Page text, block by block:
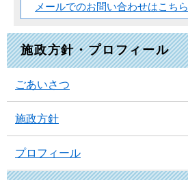
メールでのお問い合わせはこちら
施政方針・プロフィール
ごあいさつ
施政方針
プロフィール